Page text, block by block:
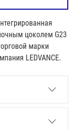
цоколем G23
марки
LEDVANCE.